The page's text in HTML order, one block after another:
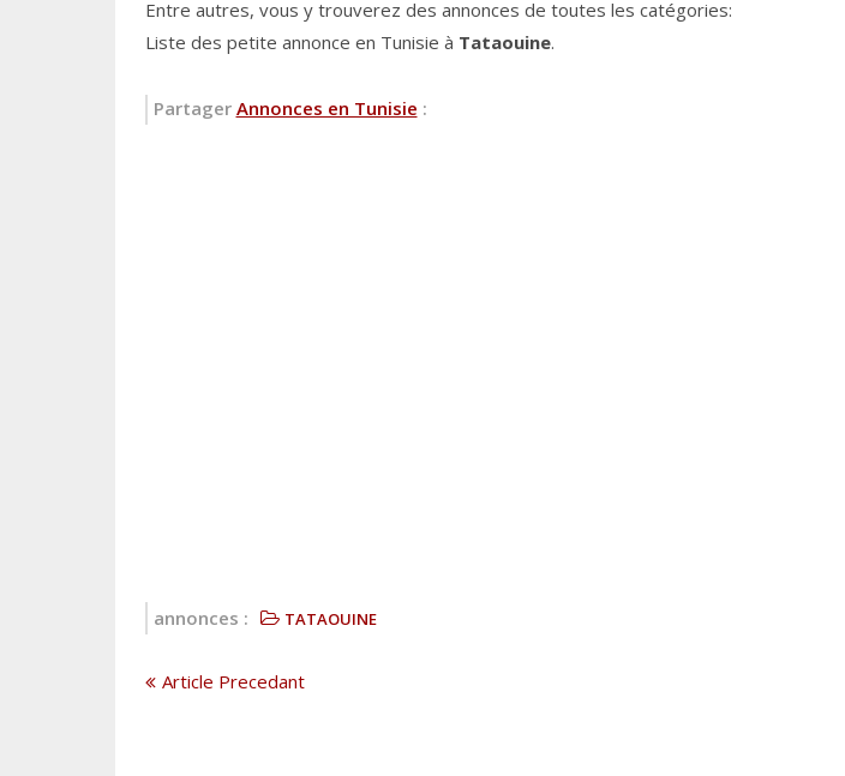
Entre autres, vous y trouverez des annonces de toutes les catégories:
Liste des petite annonce en Tunisie à Tataouine.
Partager Annonces en Tunisie :
annonces : TATAOUINE
Article Precedant